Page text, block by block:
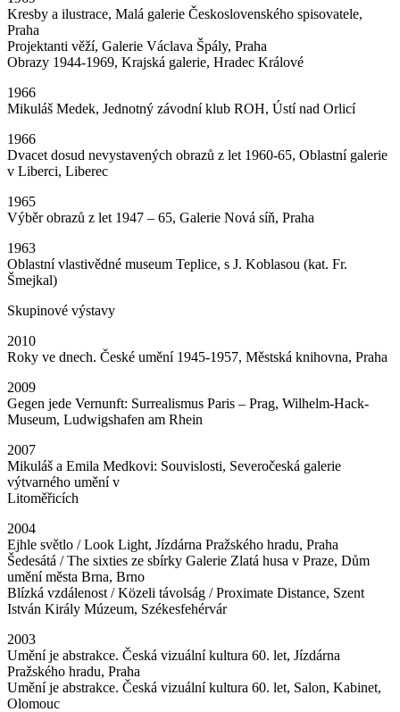
Kresby a ilustrace, Malá galerie Československého spisovatele,
Praha
Projektanti věží, Galerie Václava Špály, Praha
Obrazy 1944-1969, Krajská galerie, Hradec Králové
1966
Mikuláš Medek, Jednotný závodní klub ROH, Ústí nad Orlicí
1966
Dvacet dosud nevystavených obrazů z let 1960-65, Oblastní galerie
v Liberci, Liberec
1965
Výběr obrazů z let 1947 – 65, Galerie Nová síň, Praha
1963
Oblastní vlastivědné museum Teplice, s J. Koblasou (kat. Fr.
Šmejkal)
Skupinové výstavy
2010
Roky ve dnech. České umění 1945-1957, Městská knihovna, Praha
2009
Gegen jede Vernunft: Surrealismus Paris – Prag, Wilhelm-Hack-
Museum, Ludwigshafen am Rhein
2007
Mikuláš a Emila Medkovi: Souvislosti, Severočeská galerie
výtvarného umění v
Litoměřicích
2004
Ejhle světlo / Look Light, Jízdárna Pražského hradu, Praha
Šedesátá / The sixties ze sbírky Galerie Zlatá husa v Praze, Dům
umění města Brna, Brno
Blízká vzdálenost / Közeli távolság / Proximate Distance, Szent
István Király Múzeum, Székesfehérvár
2003
Umění je abstrakce. Česká vizuální kultura 60. let, Jízdárna
Pražského hradu, Praha
Umění je abstrakce. Česká vizuální kultura 60. let, Salon, Kabinet,
Olomouc